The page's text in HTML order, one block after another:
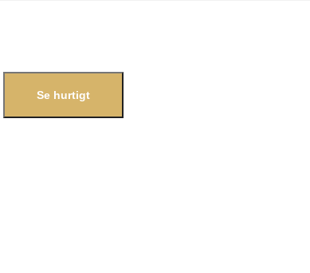
Se hurtigt